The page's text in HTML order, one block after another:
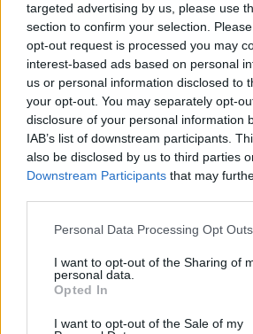
targeted advertising by us, please use
section to confirm your selection.
opt-out request is processed you may
interest-based ads based on personal
us or personal information disclosed to
your opt-out. You may separately opt-
disclosure of your personal information
IAB’s list of downstream participants.
also be disclosed by us to third parties
Downstream Participants that may
Please note that this website/app uses
not limited to your visit or usage
grant or deny consent to Google and its
use your data for below specified
consent section.
Personal Data Processing Opt Outs
I want to opt-out of the Sharing of
personal data.
Opted In
I want to opt-out of the Sale of my
Helyi hírek
Salgótarján